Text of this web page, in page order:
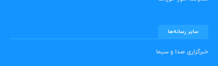
سایر رسانه‌ها
خبرگزاری صدا و سیما